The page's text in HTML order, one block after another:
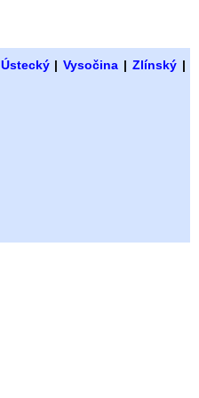
Ústecký|Vysočina |Zlínský |